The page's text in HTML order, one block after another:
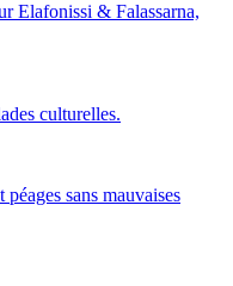
Elafonissi & Falassarna,
culturelles.
sans mauvaises